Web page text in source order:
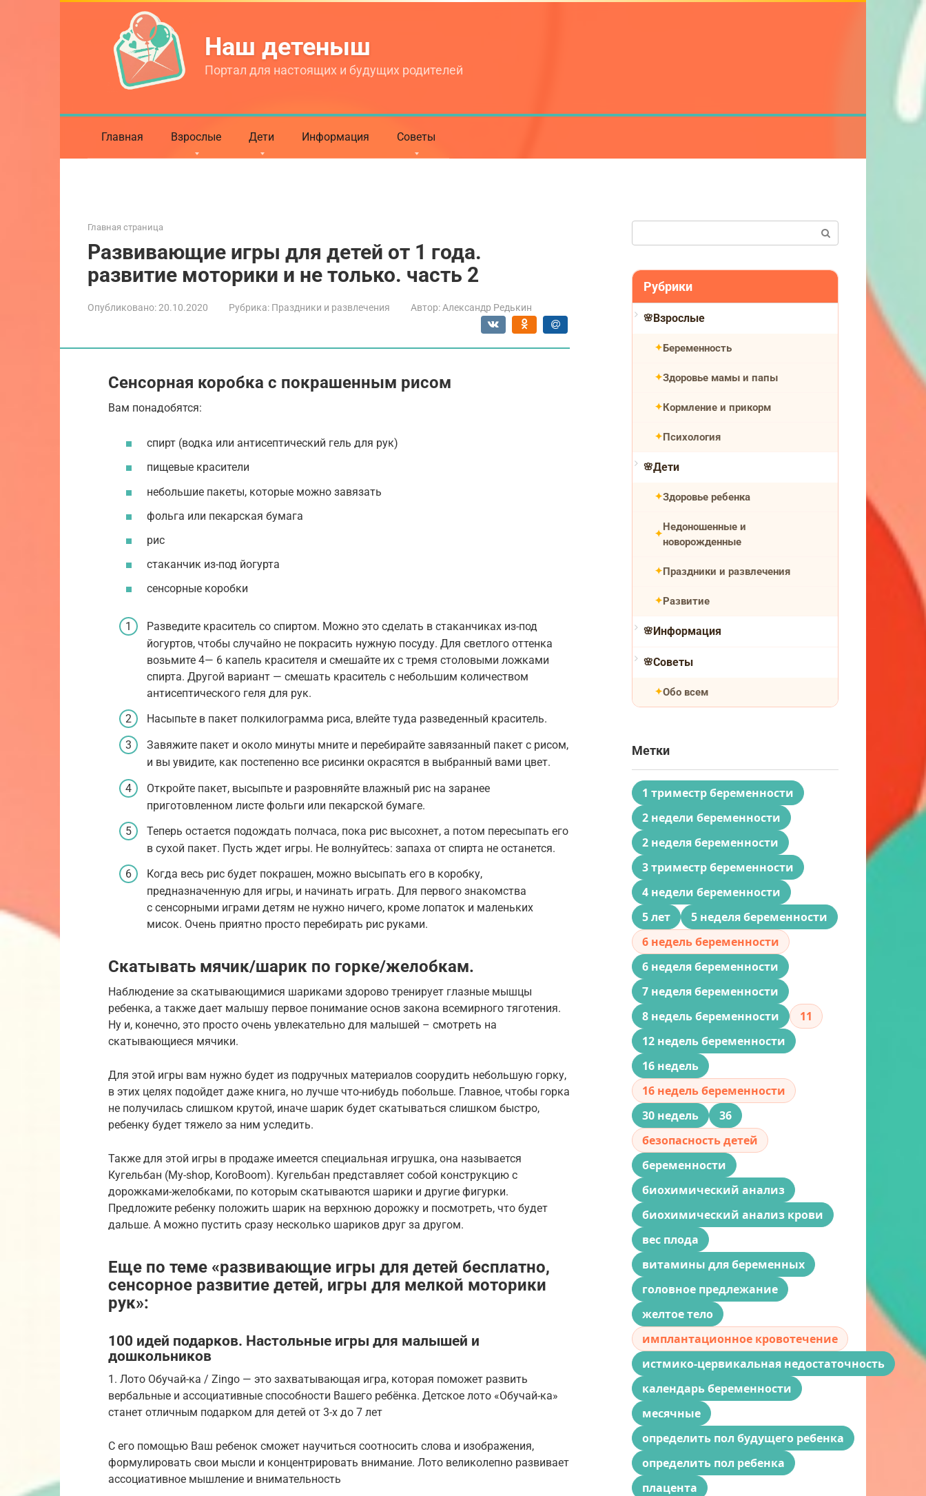
Наш детеныш
Портал для настоящих и будущих родителей
Главная Взрослые Дети Информация Советы
Главная страница
Развивающие игры для детей от 1 года.
развитие моторики и не только. часть 2
Опубликовано:20.10.2020 Рубрика: Праздники и развлечения Автор: Александр Редькин
Сенсорная коробка с покрашенным рисом
Вам понадобятся:
спирт (водка или антисептический гель для рук)
пищевые красители
небольшие пакеты, которые можно завязать
фольга или пекарская бумага
рис
стаканчик из-под йогурта
сенсорные коробки
Разведите краситель со спиртом. Можно это сделать в стаканчиках из-под
йогуртов, чтобы случайно не покрасить нужную посуду. Для светлого оттенка
возьмите 4— 6 капель красителя и смешайте их с тремя столовыми ложками
спирта. Другой вариант — смешать краситель с небольшим количеством
антисептического геля для рук.
Насыпьте в пакет полкилограмма риса, влейте туда разведенный краситель.
Завяжите пакет и около минуты мните и перебирайте завязанный пакет с рисом,
и вы увидите, как постепенно все рисинки окрасятся в выбранный вами цвет.
Откройте пакет, высыпьте и разровняйте влажный рис на заранее
приготовленном листе фольги или пекарской бумаге.
Теперь остается подождать полчаса, пока рис высохнет, а потом пересыпать его
в сухой пакет. Пусть ждет игры. Не волнуйтесь: запаха от спирта не останется.
Когда весь рис будет покрашен, можно высыпать его в коробку,
предназначенную для игры, и начинать играть. Для первого знакомства
с сенсорными играми детям не нужно ничего, кроме лопаток и маленьких
мисок. Очень приятно просто перебирать рис руками.
Скатывать мячик/шарик по горке/желобкам.
Наблюдение за скатывающимися шариками здорово тренирует глазные мышцы
ребенка, а также дает малышу первое понимание основ закона всемирного тяготения.
Ну и, конечно, это просто очень увлекательно для малышей – смотреть на
скатывающиеся мячики.
Для этой игры вам нужно будет из подручных материалов соорудить небольшую горку,
в этих целях подойдет даже книга, но лучше что-нибудь побольше. Главное, чтобы горка
не получилась слишком крутой, иначе шарик будет скатываться слишком быстро,
ребенку будет тяжело за ним уследить.
Также для этой игры в продаже имеется специальная игрушка, она называется
Кугельбан (My-shop, KoroBoom). Кугельбан представляет собой конструкцию с
дорожками-желобками, по которым скатываются шарики и другие фигурки.
Предложите ребенку положить шарик на верхнюю дорожку и посмотреть, что будет
дальше. А можно пустить сразу несколько шариков друг за другом.
Еще по теме «развивающие игры для детей бесплатно,
сенсорное развитие детей, игры для мелкой моторики
рук»:
100 идей подарков. Настольные игры для малышей и
дошкольников
1. Лото Обучай-ка / Zingo — это захватывающая игра, которая поможет развить
вербальные и ассоциативные способности Вашего ребёнка. Детское лото «Обучай-ка»
станет отличным подарком для детей от 3-х до 7 лет
С его помощью Ваш ребенок сможет научиться соотносить слова и изображения,
формулировать свои мысли и концентрировать внимание. Лото великолепно развивает
ассоциативное мышление и внимательность
Рубрики
Взрослые
Беременность
Здоровье мамы и папы
Кормление и прикорм
Психология
Дети
Здоровье ребенка
Недоношенные и
новорожденные
Праздники и развлечения
Развитие
Информация
Советы
Обо всем
Метки
1 триместр беременности
2 недели беременности
2 неделя беременности
3 триместр беременности
4 недели беременности
5 лет
5 неделя беременности
6 недель беременности
6 неделя беременности
7 неделя беременности
8 недель беременности
11
12 недель беременности
16 недель
16 недель беременности
30 недель
36
безопасность детей
беременности
биохимический анализ
биохимический анализ крови
вес плода
витамины для беременных
головное предлежание
желтое тело
имплантационное кровотечение
истмико-цервикальная недостаточность
календарь беременности
месячные
определить пол будущего ребенка
определить пол ребенка
плацента